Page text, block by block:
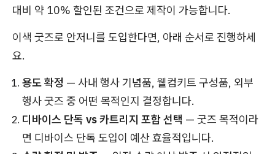
대비 약 10% 할인된 조건으로 제작이 가능합니다.
이색 굿즈로 안저니를 도입한다면, 아래 순서로 진행하세
요.
용도 확정 — 사내 행사 기념품, 웰컴키트 구성품, 외부
행사 굿즈 중 어떤 목적인지 결정합니다.
디바이스 단독 vs 카트리지 포함 선택 — 굿즈 목적이라
면 디바이스 단독 도입이 예산 효율적입니다.